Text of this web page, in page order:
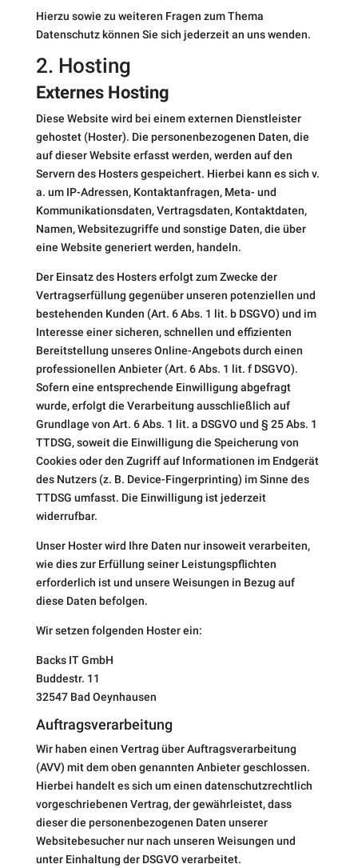
Hierzu sowie zu weiteren Fragen zum Thema
Datenschutz können Sie sich jederzeit an uns wenden.
2. Hosting
Externes Hosting
Diese Website wird bei einem externen Dienstleister
gehostet (Hoster). Die personenbezogenen Daten, die
auf dieser Website erfasst werden, werden auf den
Servern des Hosters gespeichert. Hierbei kann es sich v.
a. um IP-Adressen, Kontaktanfragen, Meta- und
Kommunikationsdaten, Vertragsdaten, Kontaktdaten,
Namen, Websitezugriffe und sonstige Daten, die über
eine Website generiert werden, handeln.
Der Einsatz des Hosters erfolgt zum Zwecke der
Vertragserfüllung gegenüber unseren potenziellen und
bestehenden Kunden (Art. 6 Abs. 1 lit. b DSGVO) und im
Interesse einer sicheren, schnellen und effizienten
Bereitstellung unseres Online-Angebots durch einen
professionellen Anbieter (Art. 6 Abs. 1 lit. f DSGVO).
Sofern eine entsprechende Einwilligung abgefragt
wurde, erfolgt die Verarbeitung ausschließlich auf
Grundlage von Art. 6 Abs. 1 lit. a DSGVO und § 25 Abs. 1
TTDSG, soweit die Einwilligung die Speicherung von
Cookies oder den Zugriff auf Informationen im Endgerät
des Nutzers (z. B. Device-Fingerprinting) im Sinne des
TTDSG umfasst. Die Einwilligung ist jederzeit
widerrufbar.
Unser Hoster wird Ihre Daten nur insoweit verarbeiten,
wie dies zur Erfüllung seiner Leistungspflichten
erforderlich ist und unsere Weisungen in Bezug auf
diese Daten befolgen.
Wir setzen folgenden Hoster ein:
Backs IT GmbH
Buddestr. 11
32547 Bad Oeynhausen
Auftragsverarbeitung
Wir haben einen Vertrag über Auftragsverarbeitung
(AVV) mit dem oben genannten Anbieter geschlossen.
Hierbei handelt es sich um einen datenschutzrechtlich
vorgeschriebenen Vertrag, der gewährleistet, dass
dieser die personenbezogenen Daten unserer
Websitebesucher nur nach unseren Weisungen und
unter Einhaltung der DSGVO verarbeitet.